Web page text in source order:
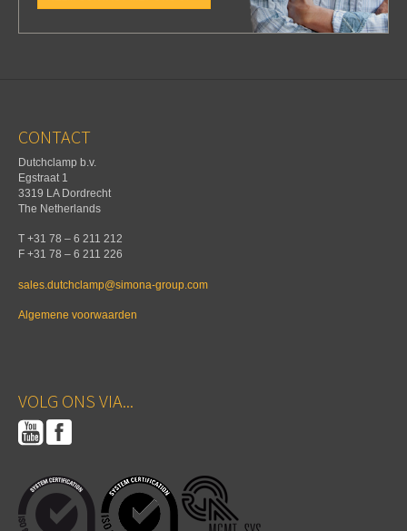
CONTACT
Dutchclamp b.v.
Egstraat 1
3319 LA Dordrecht
The Netherlands
T +31 78 – 6 211 212
F +31 78 – 6 211 226
sales.dutchclamp@simona-group.com
Algemene voorwaarden
VOLG ONS VIA...